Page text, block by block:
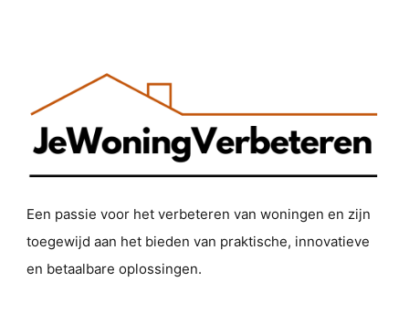
Een passie voor het verbeteren van woningen en zijn
toegewijd aan het bieden van praktische, innovatieve
en betaalbare oplossingen.